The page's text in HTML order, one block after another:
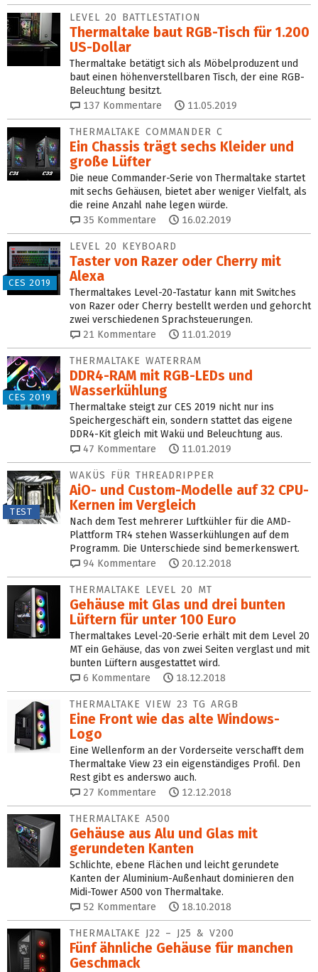
LEVEL 20 BATTLESTATION
Thermaltake baut RGB-Tisch für 1.200
US-Dollar
Thermaltake betätigt sich als Möbelproduzent und
baut einen höhenverstellbaren Tisch, der eine RGB-
Beleuchtung besitzt.
137 Kommentare 11.05.2019
THERMALTAKE COMMANDER C
Ein Chassis trägt sechs Kleider und
große Lüfter
Die neue Commander-Serie von Thermaltake startet
mit sechs Gehäusen, bietet aber weniger Vielfalt, als
die reine Anzahl nahe legen würde.
35 Kommentare 16.02.2019
CES 2019
LEVEL 20 KEYBOARD
Taster von Razer oder Cherry mit
Alexa
Thermaltakes Level-20-Tastatur kann mit Switches
von Razer oder Cherry bestellt werden und gehorcht
zwei verschiedenen Sprachsteuerungen.
21 Kommentare 11.01.2019
CES 2019
THERMALTAKE WATERRAM
DDR4-RAM mit RGB-LEDs und
Wasserkühlung
Thermaltake steigt zur CES 2019 nicht nur ins
Speichergeschäft ein, sondern stattet das eigene
DDR4-Kit gleich mit Wakü und Beleuchtung aus.
47 Kommentare 11.01.2019
TEST
WAKÜS FÜR THREADRIPPER
AiO- und Custom-Modelle auf 32 CPU-
Kernen im Vergleich
Nach dem Test mehrerer Luftkühler für die AMD-
Plattform TR4 stehen Wasserkühlungen auf dem
Programm. Die Unterschiede sind bemerkenswert.
94 Kommentare 20.12.2018
THERMALTAKE LEVEL 20 MT
Gehäuse mit Glas und drei bunten
Lüftern für unter 100 Euro
Thermaltakes Level-20-Serie erhält mit dem Level 20
MT ein Gehäuse, das von zwei Seiten verglast und mit
bunten Lüftern ausgestattet wird.
6 Kommentare 18.12.2018
THERMALTAKE VIEW 23 TG ARGB
Eine Front wie das alte Windows-
Logo
Eine Wellenform an der Vorderseite verschafft dem
Thermaltake View 23 ein eigenständiges Profil. Den
Rest gibt es anderswo auch.
27 Kommentare 12.12.2018
THERMALTAKE A500
Gehäuse aus Alu und Glas mit
gerundeten Kanten
Schlichte, ebene Flächen und leicht gerundete
Kanten der Aluminium-Außenhaut dominieren den
Midi-Tower A500 von Thermaltake.
52 Kommentare 18.10.2018
THERMALTAKE J22 – J25 & V200
Fünf ähnliche Gehäuse für manchen
Geschmack